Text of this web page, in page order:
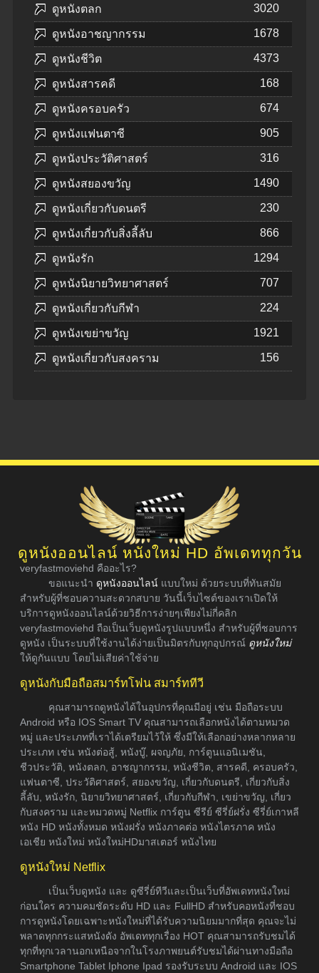
ดูหนังตลก 3020
ดูหนังอาชญากรรม 1678
ดูหนังชีวิต 4373
ดูหนังสารคดี 168
ดูหนังครอบครัว 674
ดูหนังแฟนตาซี 905
ดูหนังประวัติศาสตร์ 316
ดูหนังสยองขวัญ 1490
ดูหนังเกี่ยวกับดนตรี 230
ดูหนังเกี่ยวกับสิ่งลี้ลับ 866
ดูหนังรัก 1294
ดูหนังนิยายวิทยาศาสตร์ 707
ดูหนังเกี่ยวกับกีฬา 224
ดูหนังเขย่าขวัญ 1921
ดูหนังเกี่ยวกับสงคราม 156
ดูหนังออนไลน์ หนังใหม่ HD อัพเดททุกวัน
veryfastmoviehd คืออะไร?
ขอแนะนำ ดูหนังออนไลน์ แบบใหม่ ด้วยระบบที่ทันสมัย
สำหรับผู้ที่ชอบความสะดวกสบาย วันนี้เว็บไซต์ของเราเปิดให้
บริการดูหนังออนไลน์ด้วยวิธีการง่ายๆเพียงไม่กี่คลิก
veryfastmoviehd ถือเป็นเว็บดูหนังรูปแบบหนึ่ง สำหรับผู้ที่ชอบการ
ดูหนัง เป็นระบบที่ใช้งานได้ง่ายเป็นมิตรกับทุกอุปกรณ์ ดูหนังใหม่
ให้ดูกันแบบ โดยไม่เสียค่าใช้จ่าย
ดูหนังกับมือถือสมาร์ทโฟน สมาร์ททีวี
คุณสามารถดูหนังได้ในอุปกรที่คุณมีอยู่ เช่น มือถือระบบ
Android หรือ IOS Smart TV คุณสามารถเลือกหนังได้ตามหมวด
หมู่ และประเภทที่เราได้เตรียมไว้ให้ ซึ่งมีให้เลือกอย่างหลากหลาย
ประเภท เช่น หนังต่อสู้, หนังบู๊, ผจญภัย, การ์ตูนแอนิเมชัน,
ชีวประวัติ, หนังตลก, อาชญากรรม, หนังชีวิต, สารคดี, ครอบครัว,
แฟนตาซี, ประวัติศาสตร์, สยองขวัญ, เกี่ยวกับดนตรี, เกี่ยวกับสิ่ง
ลี้ลับ, หนังรัก, นิยายวิทยาศาสตร์, เกี่ยวกับกีฬา, เขย่าขวัญ, เกี่ยว
กับสงคราม และหมวดหมู่ Netflix การ์ตูน ซีรีย์ ซีรี่ย์ฝรั่ง ซีรี่ย์เกาหลี
หนัง HD หนังทั้งหมด หนังฝรั่ง หนังภาคต่อ หนังไตรภาค หนัง
เอเชีย หนังใหม่ หนังใหม่HDมาสเตอร์ หนังไทย
ดูหนังใหม่ Netflix
เป็นเว็บดูหนัง และ ดูซีรี่ย์ทีวีและเป็นเว็บที่อัพเดทหนังใหม่
ก่อนใคร ความคมชัดระดับ HD และ FullHD สำหรับคอหนังที่ชอบ
การดูหนังโดยเฉพาะหนังใหม่ที่ได้รับความนิยมมากที่สุด คุณจะไม่
พลาดทุกกระแสหนังดัง อัพเดททุกเรื่อง HOT คุณสามารถรับชมได้
ทุกที่ทุกเวลานอกเหนือจากในโรงภาพยนต์รับชมได้ผ่านทางมือถือ
Smartphone Tablet Iphone Ipad รองรับระบบ Android และ IOS